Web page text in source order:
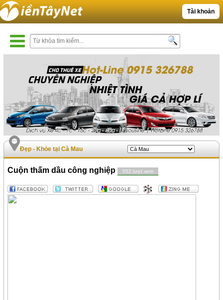
Tài khoản
Đẹp - Khỏe tại Cà Mau
Cuộn thấm dầu công nghiệp 552 lượt xem